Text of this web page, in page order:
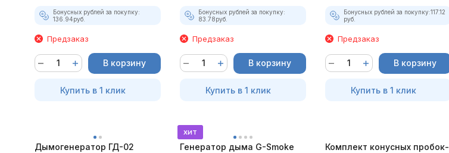
Бонусных рублей за покупку:
136.94руб.
Предзаказ
В корзину
Купить в 1 клик
Бонусных рублей за покупку:
83.78руб.
Предзаказ
В корзину
Купить в 1 клик
Бонусных рублей за покупку:117.12
руб.
Предзаказ
В корзину
Купить в 1 клик
Дымогенератор ГД-02
хит
Генератор дыма G-Smoke
Комплект конусных пробок-